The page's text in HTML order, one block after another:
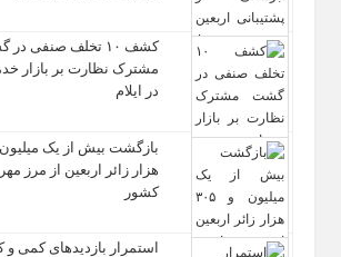
کشف ۱۰ تخلف صنفی
مشترک نظارت بر بازار
در ایلام
هزار زائر اربعین از مرز
کشور
استمرار بازدیدهای کمی و